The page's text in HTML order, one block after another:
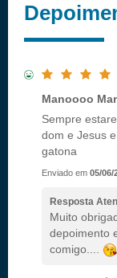
Manoooo
Sempre
dom e Jesus
gatona
Enviado em 05/06/
Resposta
Muito
depoimento
comigo....